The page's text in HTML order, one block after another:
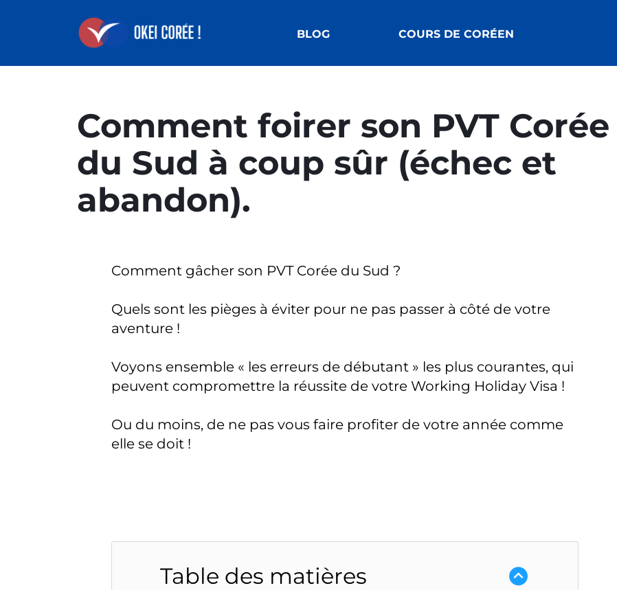
BLOG COURS DE CORÉEN
Comment foirer son PVT Corée
du Sud à coup sûr (échec et
abandon).
Comment gâcher son PVT Corée du Sud ?
Quels sont les pièges à éviter pour ne pas passer à côté de votre
aventure !
Voyons ensemble « les erreurs de débutant » les plus courantes, qui
peuvent compromettre la réussite de votre Working Holiday Visa !
Ou du moins, de ne pas vous faire profiter de votre année comme
elle se doit !
Table des matières